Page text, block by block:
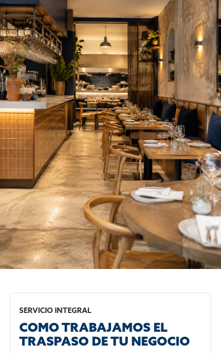
SERVICIO INTEGRAL
COMO TRABAJAMOS EL
TRASPASO DE TU NEGOCIO